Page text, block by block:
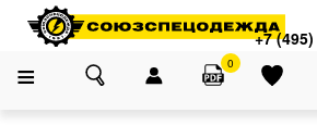
Адреса магазинов
+7
0
Главная О компании Блог Костюм